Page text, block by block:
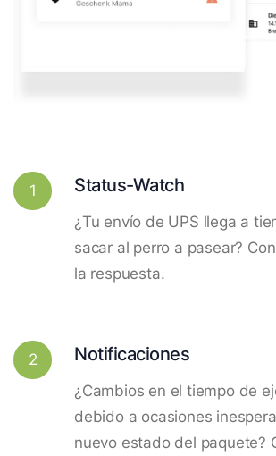
1 Status-Watch
¿Tu envío de UPS llega a
sacar al perro a pasear?
la respuesta.
2 Notificaciones
¿Cambios en el tiempo de
debido a ocasiones
nuevo estado del paquete?